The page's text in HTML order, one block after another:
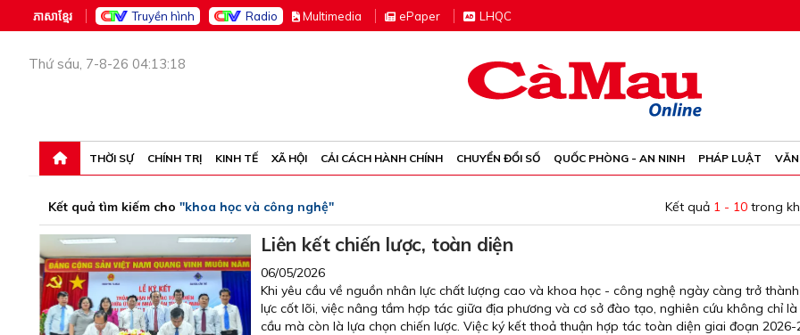
ភាសាខ្មែរ Truyền hình Radio Multimedia ePaper LHQC
Thứ sáu, 7-8-26 04:13:18
THỜI SỰ CHÍNH TRỊ KINH TẾ XÃ HỘI CẢI CÁCH HÀNH CHÍNH CHUYỂN ĐỔI SỐ QUỐC PHÒNG - AN NINH PHÁP LUẬT
Kết quả tìm kiếm cho "khoa học và công nghệ" Kết quả 1 - 10 trong
Liên kết chiến lược, toàn diện
06/05/2026
Khi yêu cầu về nguồn nhân lực chất lượng cao và khoa học - công nghệ ngày càng trở
lực cốt lõi, việc nâng tầm hợp tác giữa địa phương và cơ sở đào tạo, nghiên cứu không chỉ là
cầu mà còn là lựa chọn chiến lược. Việc ký kết thoả thuận hợp tác toàn diện giai đoạn 2026-